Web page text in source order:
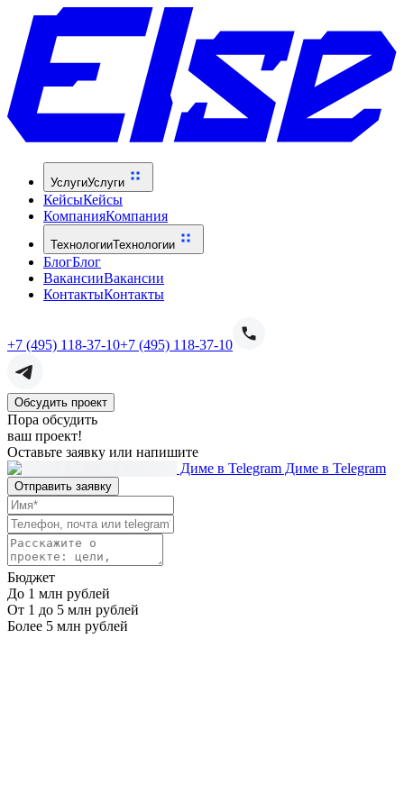
УслугиУслуги
КейсыКейсы
КомпанияКомпания
ТехнологииТехнологии
БлогБлог
ВакансииВакансии
КонтактыКонтакты
+7 (495) 118-37-10+7 (495) 118-37-10
Обсудить проект
Пора обсудить
ваш проект!
Оставьте заявку или напишите
Диме в Telegram Диме в Telegram
Отправить заявку
Бюджет
До 1 млн рублей
От 1 до 5 млн рублей
Более 5 млн рублей